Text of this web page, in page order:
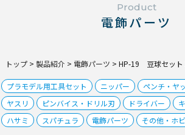
Product
電飾パーツ
トップ> 製品紹介 > 電飾パーツ > HP-19 豆球セット
プラモデル用工具セット ニッパー ペンチ・ヤ
ヤスリ
ピンバイス・ドリル刃 ドライバー
ハサミ
スパチュラ 電飾パーツ その他・ホ